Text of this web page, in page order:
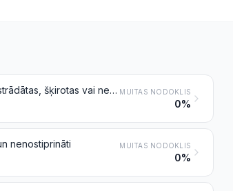
Dabiskās vai kultivētās pērles, apstrādātas vai neapstrādātas, šķirotas vai nešķirotas, bet nesavērtas, neiestrādātas un neiestiprinātas; dabiskās vai kultivētās pērles, nešķirotas, uz laiku savērtas ērtākai transportēšanai MUITAS NODOKLIS
0%
nenostiprināti MUITAS NODOKLIS
0%